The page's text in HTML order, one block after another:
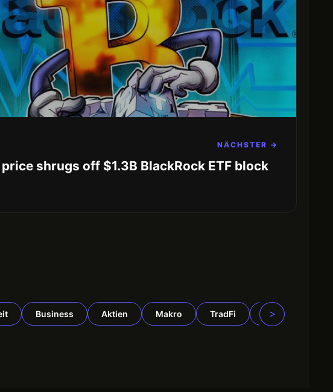
NÄCHSTER →
shrugs off $1.3B BlackRock ETF block
Business Aktien Makro TradFi DeFi
>